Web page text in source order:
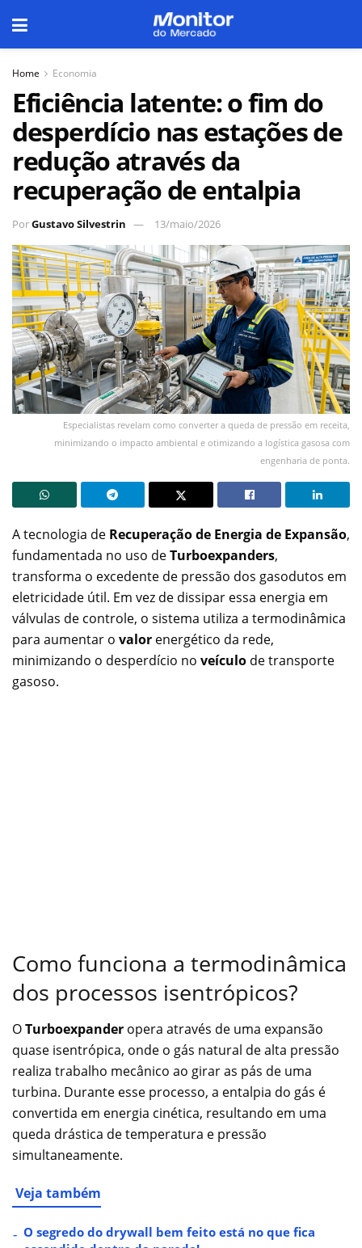
Home Economia
Eficiência latente: o fim do
desperdício nas estações de
redução através da
recuperação de entalpia
PorGustavo Silvestrin 13/maio/2026
Especialistas revelam como converter a queda de pressão em receita,
minimizando o impacto ambiental e otimizando a logística gasosa com
engenharia de ponta.
A tecnologia de Recuperação de Energia de Expansão,
fundamentada no uso deTurboexpanders,
transforma o excedente de pressão dos gasodutos em
eletricidade útil. Em vez de dissipar essa energia em
válvulas de controle, o sistema utiliza a termodinâmica
para aumentar o valor energético da rede,
minimizando o desperdício no veículo de transporte
gasoso.
Como funciona a termodinâmica
dos processos isentrópicos?
OTurboexpander opera através de uma expansão
quase isentrópica, onde o gás natural de alta pressão
realiza trabalho mecânico ao girar as pás de uma
turbina. Durante esse processo, a entalpia do gás é
convertida em energia cinética, resultando em uma
queda drástica de temperatura e pressão
simultaneamente.
Veja também
O segredo do drywall bem feito está no que fica